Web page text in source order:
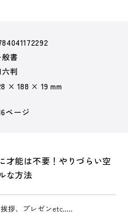
書
判
× 188 × 19 mm
ページ
才能は不要！やりづらい空
な方法
拶、プレゼンetc.....